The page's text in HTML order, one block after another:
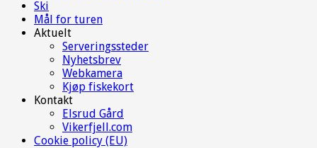
Ski
Mål for turen
Aktuelt
Serveringssteder
Nyhetsbrev
Webkamera
Kjøp fiskekort
Kontakt
Elsrud Gård
Vikerfjell.com
Cookie policy (EU)